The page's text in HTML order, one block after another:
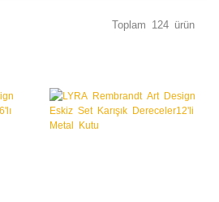
Toplam 124 ürün